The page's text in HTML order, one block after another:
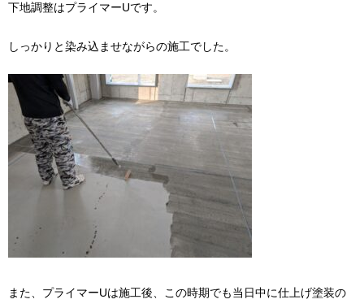
下地調整はプライマーUです。
しっかりと染み込ませながらの施工でした。
また、プライマーUは施工後、この時期でも当日中に仕上げ塗装の